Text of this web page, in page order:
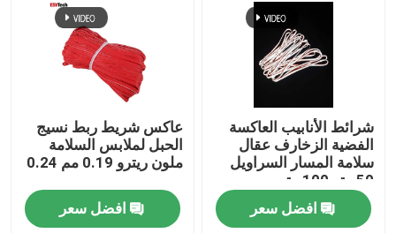
شرائط الأنابيب العاكسة
الفضية الزخارف عقال
سلامة المسار السراويل
50 متر 100 متر
افضل سعر
عاكس شريط ربط نسيج
الحبل لملابس السلامة
ملون ريترو 0.19 مم 0.24
افضل سعر